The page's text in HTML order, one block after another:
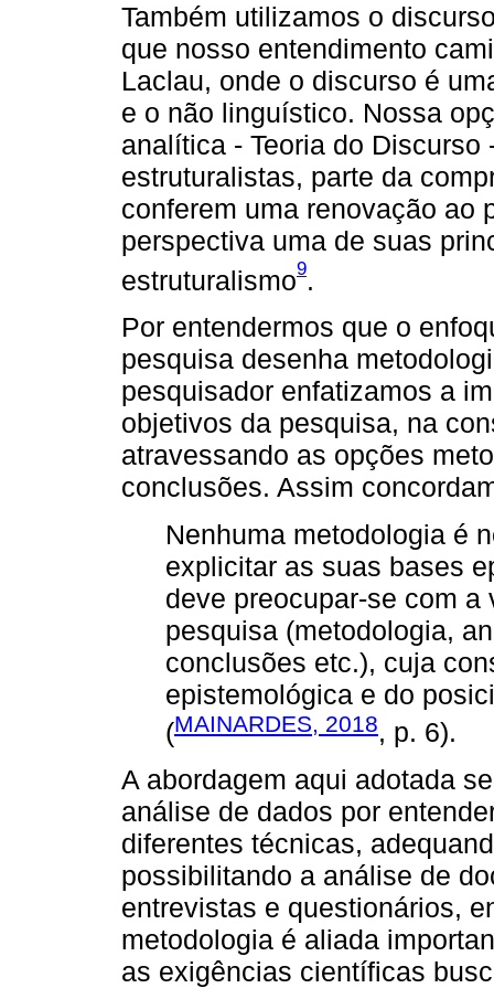
Também utilizamos o
que nosso entendimento
Laclau, onde o discurso é
e o não linguístico. Nossa
analítica - Teoria do
estruturalistas, parte da
conferem uma renovação ao
perspectiva uma de suas
estruturalismo9.
Por entendermos que o
pesquisa desenha
pesquisador enfatizamos a
objetivos da pesquisa, na
atravessando as opções
conclusões. Assim
Nenhuma metodologia é
explicitar as suas bases
deve preocupar-se com
pesquisa (metodologia,
conclusões etc.), cuja
epistemológica e do
(MAINARDES, 2018, p. 6).
A abordagem aqui adotada
análise de dados por
diferentes técnicas,
possibilitando a análise de
entrevistas e questionários,
metodologia é aliada
as exigências científicas